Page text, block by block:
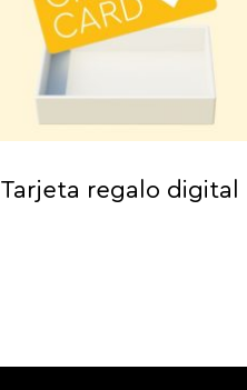
Tarjeta regalo digital